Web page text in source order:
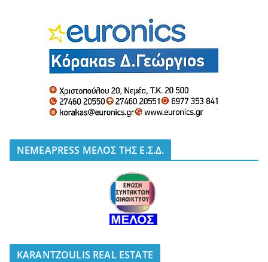
NEMEAPRESS ΜΕΛΟΣ ΤΗΣ Ε.Σ.Δ.
KARANTZOULIS REAL ESTATE